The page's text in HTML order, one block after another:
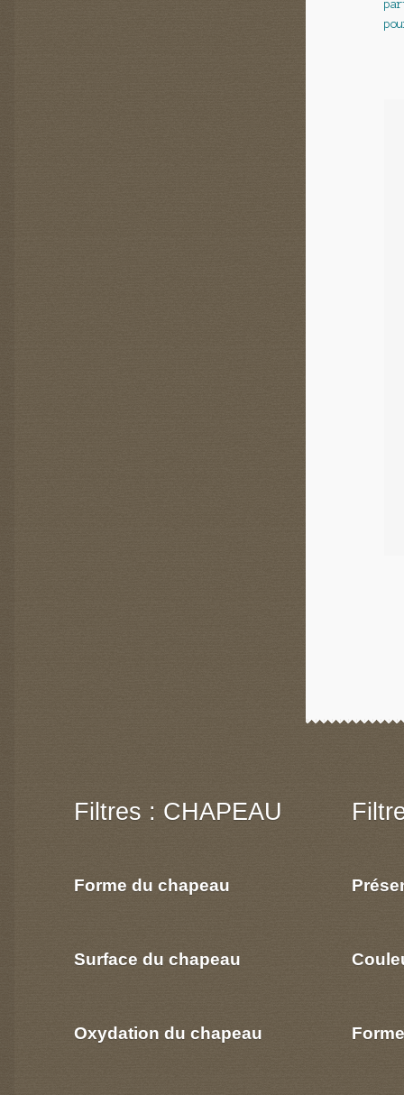
Filtres : CHAPEAU
Forme du chapeau
Surface du chapeau
Oxydation du chapeau